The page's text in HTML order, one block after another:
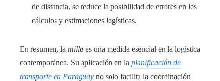
de distancia, se reduce la posibilidad de errores en los
cálculos y estimaciones logísticas.
En resumen, la milla es una medida esencial en la logística
contemporánea. Su aplicación en la planificación de
transporte en Paraguay no solo facilita la coordinación